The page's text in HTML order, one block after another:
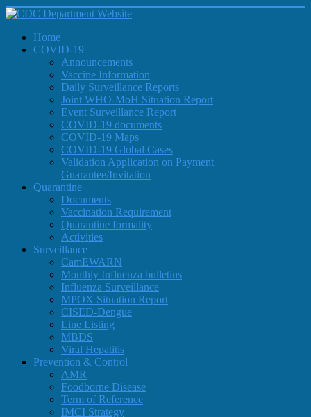
Home
COVID-19
Announcements
Vaccine Information
Daily Surveillance Reports
Joint WHO-MoH Situation Report
Event Surveillance Report
COVID-19 documents
COVID-19 Maps
COVID-19 Global Cases
Validation Application on Payment
Guarantee/Invitation
Quarantine
Documents
Vaccination Requirement
Quarantine formality
Activities
Surveillance
CamEWARN
Monthly Influenza bulletins
Influenza Surveillance
MPOX Situation Report
CISED-Dengue
Line Listing
MBDS
Viral Hepatitis
Prevention & Control
AMR
Foodborne Disease
Term of Reference
IMCI Strategy